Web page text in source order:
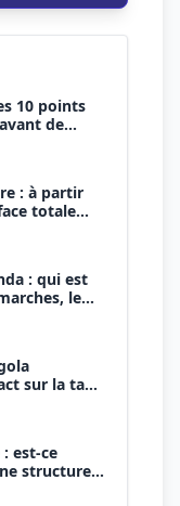
10 points
de
: à partir
totale
: qui est
le
sur la taxe
est-ce
structure